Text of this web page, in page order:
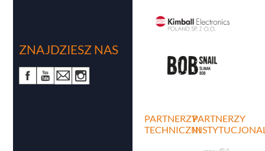
PARTNERZY
TECHNICZNI
PARTNERZY
ZNAJDZIESZ NAS